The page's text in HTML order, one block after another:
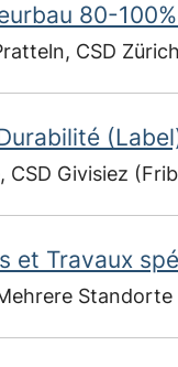
80-
CSD Zürich
CSD Givisiez
et Travaux
Standorte